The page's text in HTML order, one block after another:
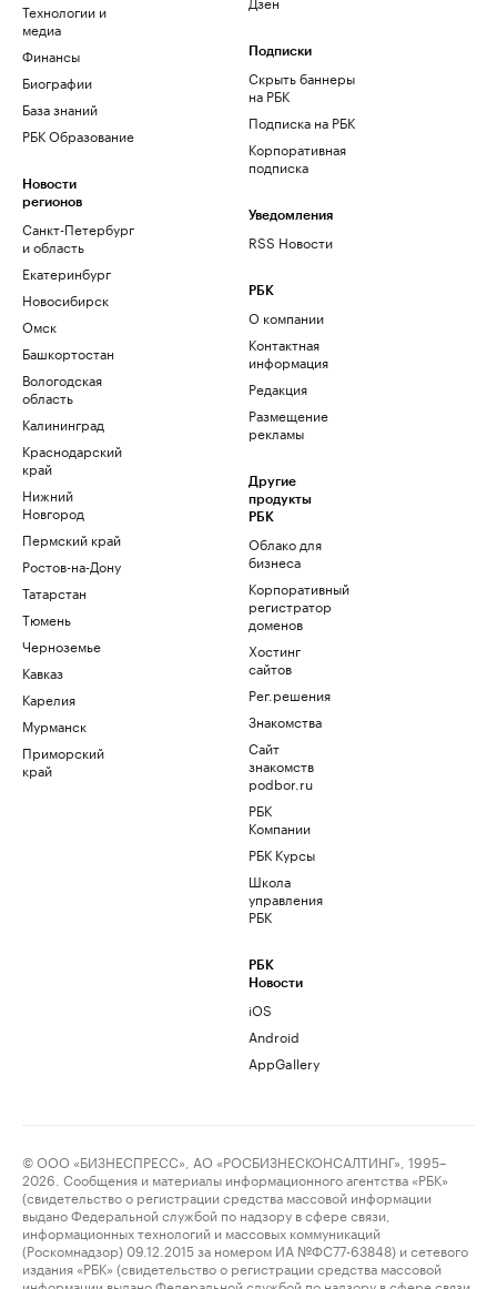
Технологии и
медиа
Финансы
Биографии
База знаний
РБК Образование
Новости
регионов
Санкт-Петербург
и область
Екатеринбург
Новосибирск
Омск
Башкортостан
Вологодская
область
Калининград
Краснодарский
край
Нижний
Новгород
Пермский край
Ростов-на-Дону
Татарстан
Тюмень
Черноземье
Кавказ
Карелия
Мурманск
Приморский
край
Подписки
Скрыть баннеры
на РБК
Подписка на РБК
Корпоративная
подписка
Уведомления
RSS Новости
РБК
О компании
Контактная
информация
Редакция
Размещение
рекламы
Другие
продукты
РБК
Облако для
бизнеса
Корпоративный
регистратор
доменов
Хостинг
сайтов
Рег.решения
Знакомства
Сайт
знакомств
podbor.ru
РБК
Компании
РБК Курсы
Школа
управления
РБК
РБК
Новости
iOS
Android
AppGallery
© ООО «БИЗНЕСПРЕСС», АО «РОСБИЗНЕСКОНСАЛТИНГ», 1995–
2026. Сообщения и материалы информационного агентства «РБК»
(свидетельство о регистрации средства массовой информации
выдано Федеральной службой по надзору в сфере связи,
информационных технологий и массовых коммуникаций
(Роскомнадзор) 09.12.2015 за номером ИА №ФС77-63848) и сетевого
издания «РБК» (свидетельство о регистрации средства массовой